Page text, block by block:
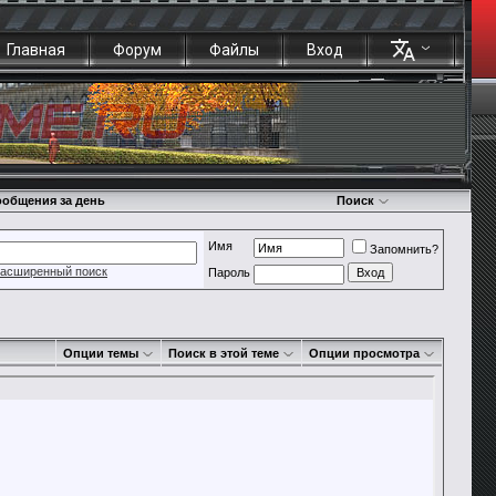
Главная Форум Файлы Вход
за день Поиск
поиск
Имя
Запомнить?
Пароль
Опции темы Поиск в этой теме Опции просмотра